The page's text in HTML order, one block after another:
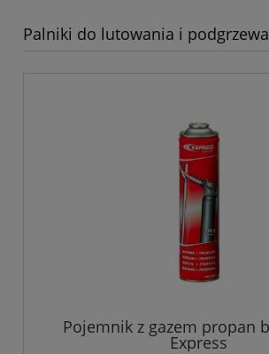
Palniki do lutowania i
Pojemnik z gazem propan
Express